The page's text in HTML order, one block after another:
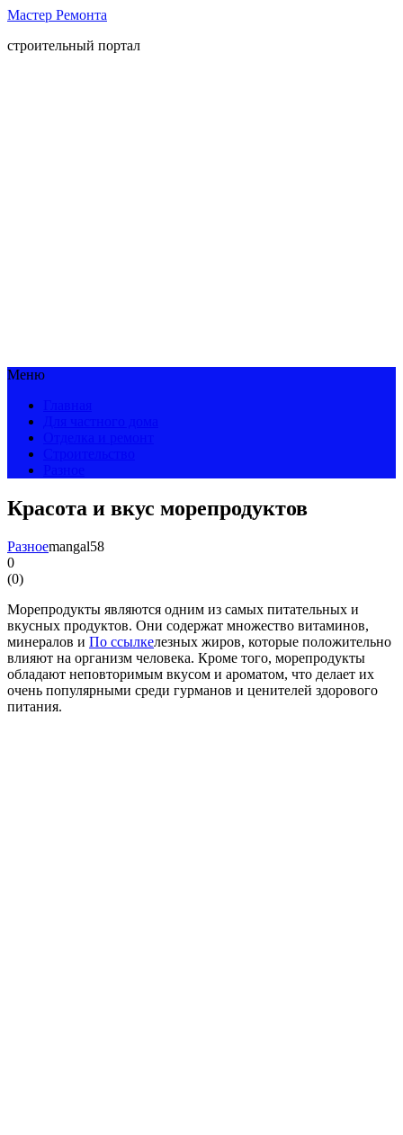
Мастер Ремонта
строительный портал
Меню
Красота и вкус морепродуктов
Разноеmangal58
0
(0)
Морепродукты являются одним из самых питательных и
вкусных продуктов. Они содержат множество витаминов,
минералов и По ссылкелезных жиров, которые положительно
влияют на организм человека. Кроме того, морепродукты
обладают неповторимым вкусом и ароматом, что делает их
очень популярными среди гурманов и ценителей здорового
питания.